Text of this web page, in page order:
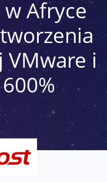
Afryce
VMware i